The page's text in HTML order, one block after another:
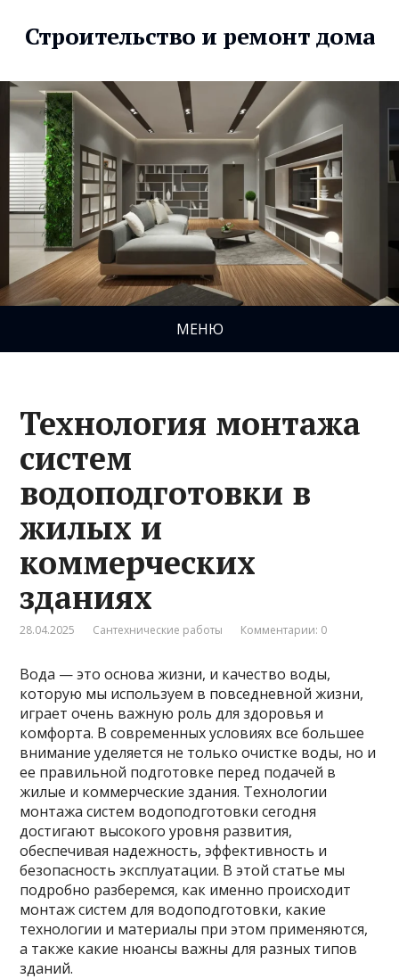
Строительство и ремонт дома
МЕНЮ
Технология монтажа
систем
водоподготовки в
жилых и
коммерческих
зданиях
28.04.2025 Сантехнические работы Комментарии: 0
Вода — это основа жизни, и качество воды,
которую мы используем в повседневной жизни,
играет очень важную роль для здоровья и
комфорта. В современных условиях все большее
внимание уделяется не только очистке воды, но и
ее правильной подготовке перед подачей в
жилые и коммерческие здания. Технологии
монтажа систем водоподготовки сегодня
достигают высокого уровня развития,
обеспечивая надежность, эффективность и
безопасность эксплуатации. В этой статье мы
подробно разберемся, как именно происходит
монтаж систем для водоподготовки, какие
технологии и материалы при этом применяются,
а также какие нюансы важны для разных типов
зданий.